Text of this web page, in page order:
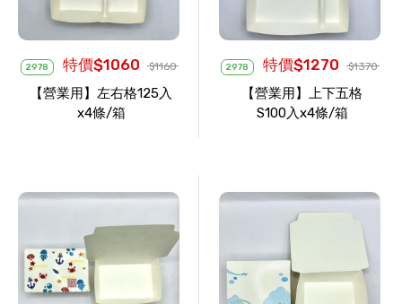
2978 特價$1060 $1160
【營業用】左右格125入
x4條/箱
2978 特價$1270 $1370
【營業用】上下五格
S100入x4條/箱